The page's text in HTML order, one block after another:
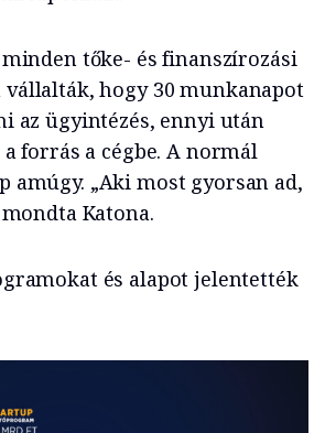
tőke- és finanszírozási
hogy 30 munkanapot
az ügyintézés, ennyi után
forrás a cégbe. A normál
amúgy. „Aki most gyorsan ad,
Katona.
és alapot jelentették